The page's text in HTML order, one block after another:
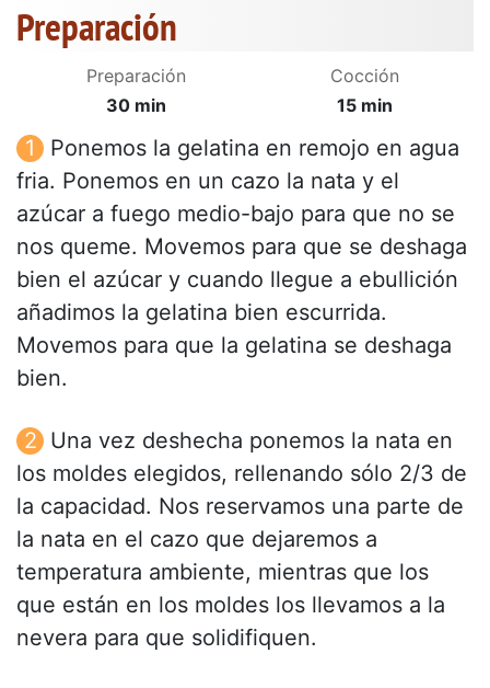
Preparación
Preparación
30 min
Cocción
15 min
Ponemos la gelatina en remojo en agua
fria. Ponemos en un cazo la nata y el
azúcar a fuego medio-bajo para que no se
nos queme. Movemos para que se deshaga
bien el azúcar y cuando llegue a ebullición
añadimos la gelatina bien escurrida.
Movemos para que la gelatina se deshaga
bien.
Una vez deshecha ponemos la nata en
los moldes elegidos, rellenando sólo 2/3 de
la capacidad. Nos reservamos una parte de
la nata en el cazo que dejaremos a
temperatura ambiente, mientras que los
que están en los moldes los llevamos a la
nevera para que solidifiquen.